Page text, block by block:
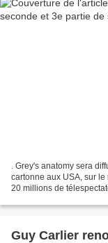
. Grey's anatomy sera
cartonne aux USA, sur
20 millions de
Guy Carlier